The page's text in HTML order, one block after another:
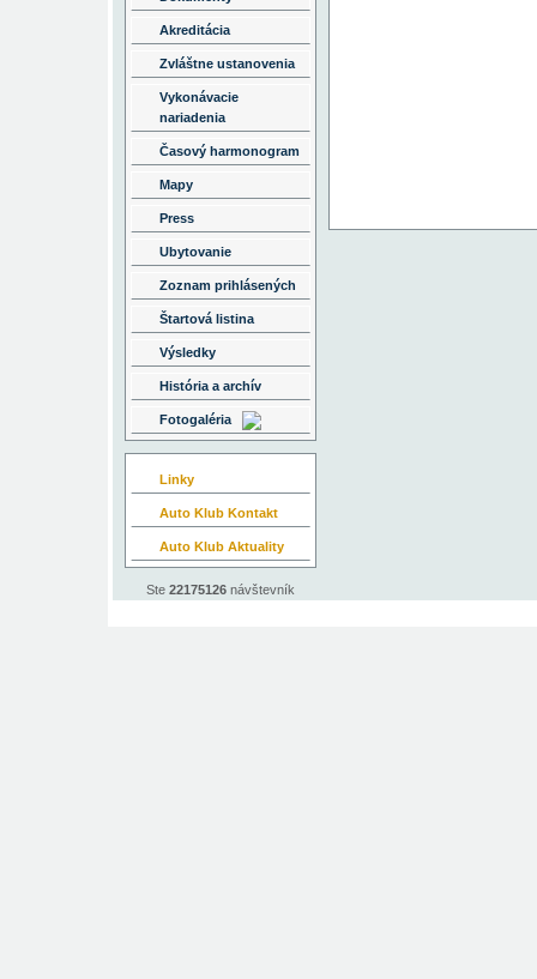
Akreditácia
Zvláštne ustanovenia
Vykonávacie
nariadenia
Časový harmonogram
Mapy
Press
Ubytovanie
Zoznam prihlásených
Štartová listina
Výsledky
História a archív
Fotogaléria
Linky
Auto Klub Kontakt
Auto Klub Aktuality
Ste 22175126 návštevník